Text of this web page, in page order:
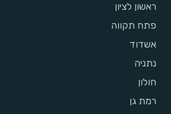
ראשון לציון
פתח תקווה
אשדוד
נתניה
חולון
רמת גן